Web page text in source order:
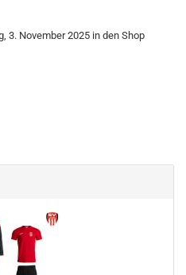
3. November 2025 in den Shop